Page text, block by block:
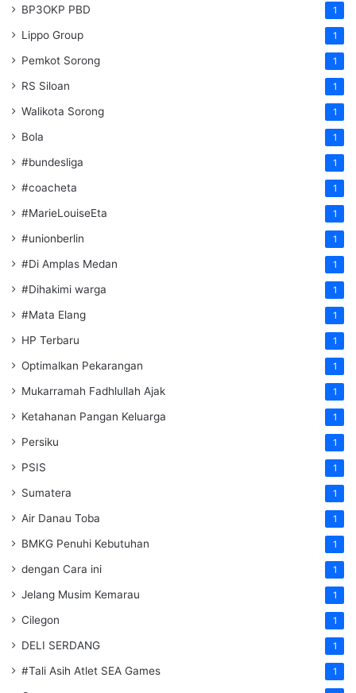
BP3OKP PBD 1
Lippo Group 1
Pemkot Sorong 1
RS Siloan 1
Walikota Sorong 1
Bola 1
#bundesliga 1
#coacheta 1
#MarieLouiseEta 1
#unionberlin 1
#Di Amplas Medan 1
#Dihakimi warga 1
#Mata Elang 1
HP Terbaru 1
Optimalkan Pekarangan 1
Mukarramah Fadhlullah Ajak 1
Ketahanan Pangan Keluarga 1
Persiku 1
PSIS 1
Sumatera 1
Air Danau Toba 1
BMKG Penuhi Kebutuhan 1
dengan Cara ini 1
Jelang Musim Kemarau 1
Cilegon 1
DELI SERDANG 1
#Tali Asih Atlet SEA Games 1